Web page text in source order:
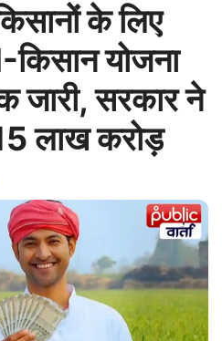
के लिए
किसान योजना
सरकार ने
लाख करोड़